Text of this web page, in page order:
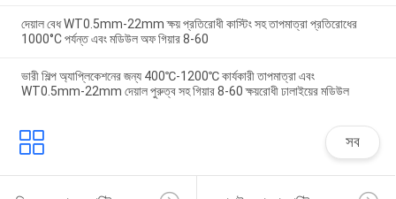
দেয়াল বেধ WT0.5mm-22mm ক্ষয় প্রতিরোধী কাস্টিং সহ তাপমাত্রা প্রতিরোধের
1000°C পর্যন্ত এবং মডিউল অফ গিয়ার 8-60
ভারী শিল্প অ্যাপ্লিকেশনের জন্য 400℃-1200℃ কার্যকারী তাপমাত্রা এবং
WT0.5mm-22mm দেয়াল পুরুত্ব সহ গিয়ার 8-60 ক্ষয়রোধী ঢালাইয়ের মডিউল
সব